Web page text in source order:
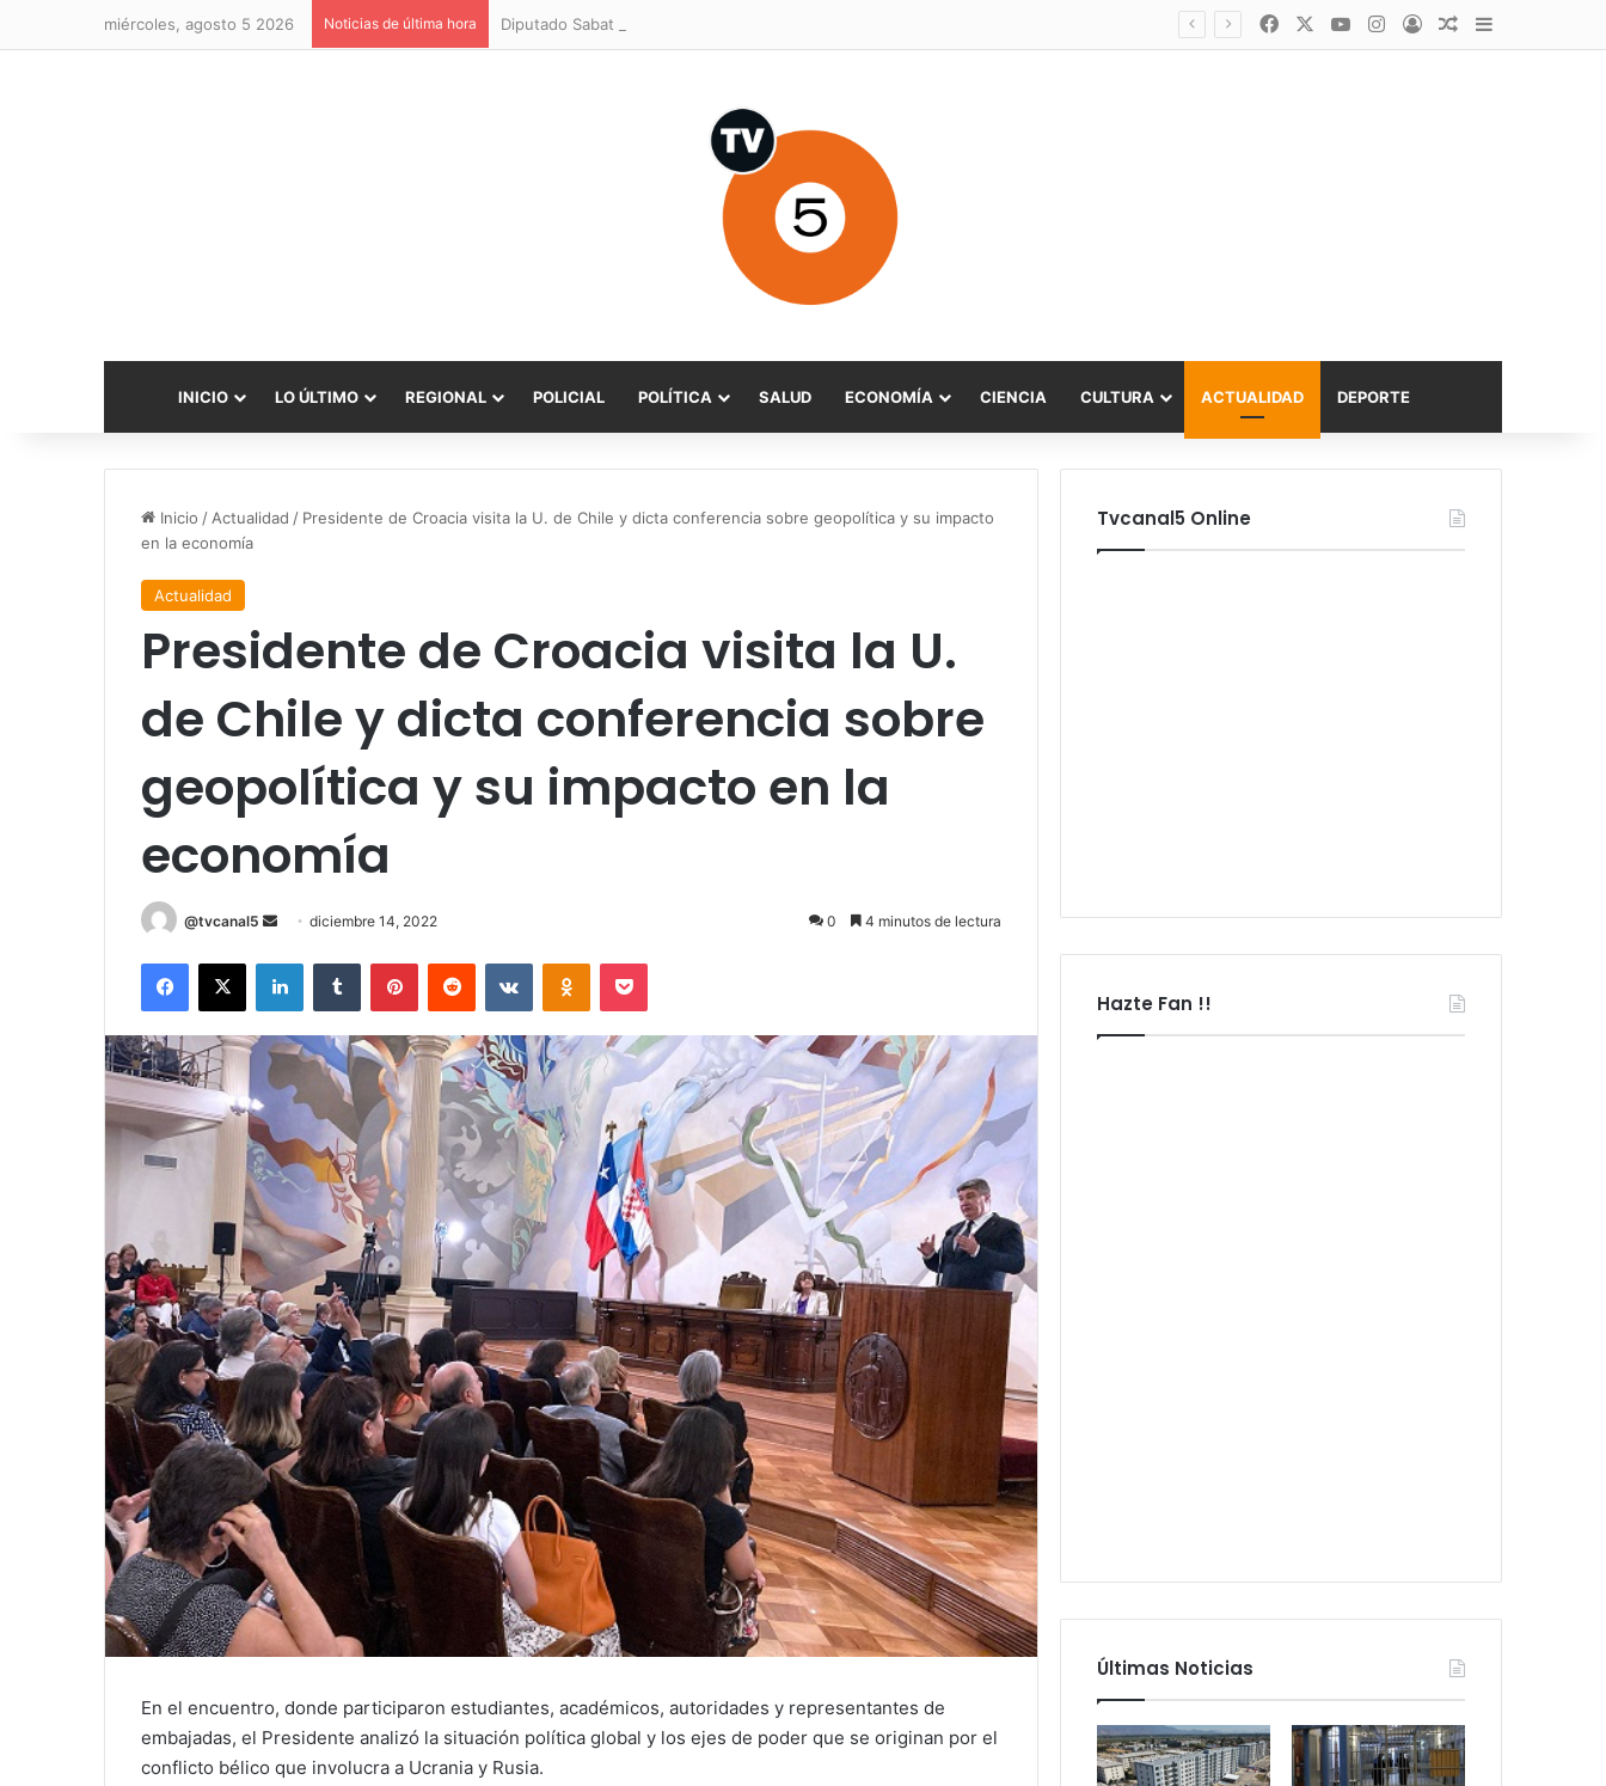
miércoles, agosto 5 2026 Noticias de última hora FacebookYouTubeInstagram
AccesoPublicación al
Barra lateral
INICIO LO ÚLTIMO REGIONAL POLICIAL POLÍTICA SALUD ECONOMÍA CIENCIA CULTURA ACTUALIDAD DEPORTE
Inicio / Actualidad / Presidente de Croacia visita la U. de Chile y dicta conferencia sobre geopolítica y su impacto
en la economía
Actualidad
Presidente de Croacia visita la U.
de Chile y dicta conferencia sobre
geopolítica y su impacto en la
economía
@tvcanal5
Send
email
diciembre 14, 2022 0 4 minutos de lectura
Facebook
X LinkedInTumblr PinterestReddit VKontakteOdnoklassniki
Pocket
En el encuentro, donde participaron estudiantes, académicos, autoridades y representantes de
embajadas, el Presidente analizó la situación política global y los ejes de poder que se originan por el
conflicto bélico que involucra a Ucrania y Rusia.
Tvcanal5 Online
Hazte Fan !!
Últimas Noticias